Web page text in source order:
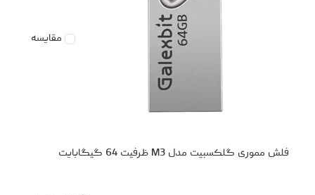
مقایسه
فلش مموری گلکسبیت مدل M3 ظرفیت 64 گیگابایت